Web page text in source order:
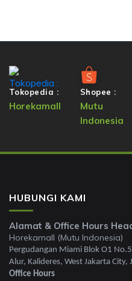
Tokopedia :
Horekamall
Shopee :
Mutu
Indonesia
HUBUNGI KAMI
Alamat & Office Hours
Horekamall (Mutu Indonesia)
Pergudangan Miami Blok O1
Alur, Kalideres, West Jakarta City,
Office Hours